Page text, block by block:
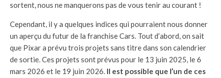
sortent, nous ne manquerons pas de vous tenir au courant !
Cependant, il y a quelques indices qui pourraient nous donner
un aperçu du futur de la franchise Cars. Tout d’abord, on sait
que Pixar a prévu trois projets sans titre dans son calendrier
de sortie. Ces projets sont prévus pour le 13 juin 2025, le 6
mars 2026 et le 19 juin 2026. Il est possible que l’un de ces